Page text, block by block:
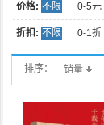
价格: 不限 0-5元
折扣: 不限 0-1折
排序： 销量